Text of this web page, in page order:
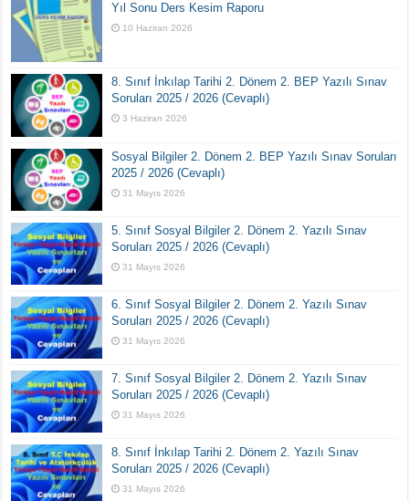
Yıl Sonu Ders Kesim Raporu
10 Haziran 2026
8. Sınıf İnkılap Tarihi 2. Dönem 2. BEP Yazılı Sınav
Soruları 2025 / 2026 (Cevaplı)
3 Haziran 2026
Sosyal Bilgiler 2. Dönem 2. BEP Yazılı Sınav Soruları
2025 / 2026 (Cevaplı)
31 Mayıs 2026
5. Sınıf Sosyal Bilgiler 2. Dönem 2. Yazılı Sınav
Soruları 2025 / 2026 (Cevaplı)
31 Mayıs 2026
6. Sınıf Sosyal Bilgiler 2. Dönem 2. Yazılı Sınav
Soruları 2025 / 2026 (Cevaplı)
31 Mayıs 2026
7. Sınıf Sosyal Bilgiler 2. Dönem 2. Yazılı Sınav
Soruları 2025 / 2026 (Cevaplı)
31 Mayıs 2026
8. Sınıf İnkılap Tarihi 2. Dönem 2. Yazılı Sınav
Soruları 2025 / 2026 (Cevaplı)
31 Mayıs 2026